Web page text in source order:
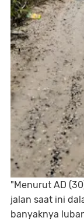
"Menurut AD
jalan saat ini
banyaknya